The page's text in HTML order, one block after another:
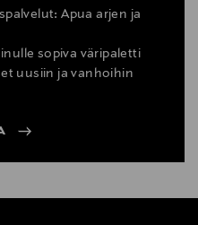
Apua arjen ja
sopiva väripaletti
uusiin ja vanhoihin